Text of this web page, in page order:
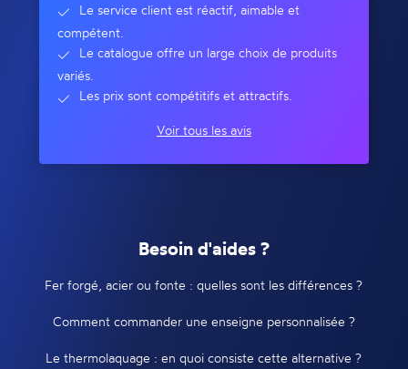
Le service client est réactif, aimable et
compétent.
Le catalogue offre un large choix de produits
variés.
Les prix sont compétitifs et attractifs.
Voir tous les avis
Besoin d'aides ?
Fer forgé, acier ou fonte : quelles sont les différences ?
Comment commander une enseigne personnalisée ?
Le thermolaquage : en quoi consiste cette alternative ?